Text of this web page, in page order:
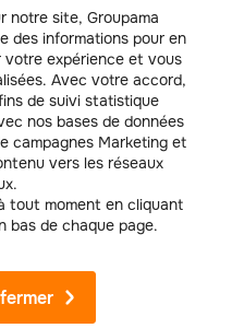
notre site, Groupama
des informations pour en
votre expérience et vous
Avec votre accord,
de suivi statistique
nos bases de données
campagnes Marketing et
vers les réseaux
tout moment en cliquant
bas de chaque page.
non-gage ?
et
responsabilité